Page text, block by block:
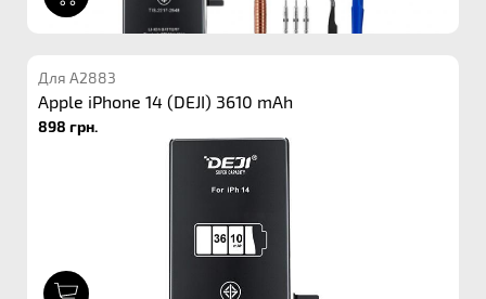
Для A2883
Apple iPhone 14 (DEJI) 3610 mAh
898 грн.